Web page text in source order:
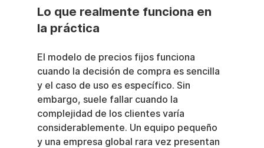
Lo que realmente funciona en
la práctica
El modelo de precios fijos funciona
cuando la decisión de compra es sencilla
y el caso de uso es específico. Sin
embargo, suele fallar cuando la
complejidad de los clientes varía
considerablemente. Un equipo pequeño
y una empresa global rara vez presentan